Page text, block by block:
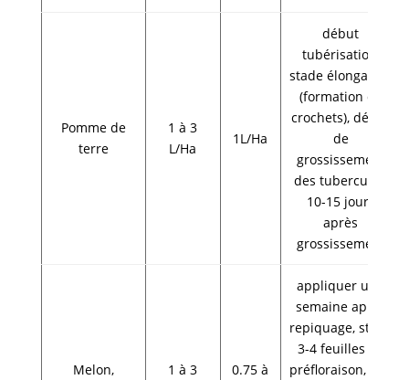
Pomme de
terre
1 à 3
L/Ha
1L/Ha
début
tubérisation,
stade élongation
(formation de
crochets), début
de
grossissement
des tubercules,
10-15 jours
après
grossissement
Melon,
1 à 3
0.75 à
appliquer une
semaine après
repiquage, stade
3-4 feuilles en
préfloraison, à la